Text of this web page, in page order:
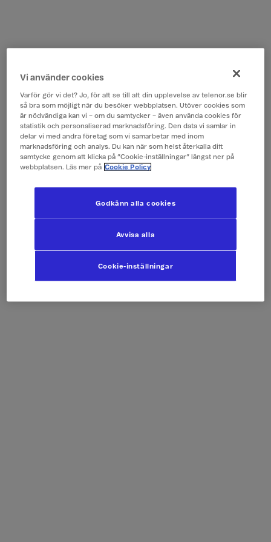
Vi använder cookies
Varför gör vi det? Jo, för att se till att din upplevelse av telenor.se blir
så bra som möjligt när du besöker webbplatsen. Utöver cookies som
är nödvändiga kan vi – om du samtycker – även använda cookies för
statistik och personaliserad marknadsföring. Den data vi samlar in
delar vi med andra företag som vi samarbetar med inom
marknadsföring och analys. Du kan när som helst återkalla ditt
samtycke genom att klicka på ”Cookie-inställningar” längst ner på
webbplatsen. Läs mer på Cookie Policy
Cookie-inställningar
Avvisa alla
Godkänn alla cookies